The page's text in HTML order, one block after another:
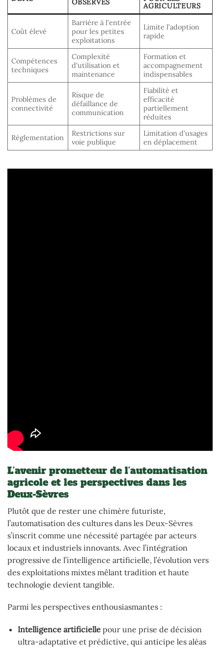
OBSERVÉS
AGRICULTEURS
Coût élevé
Barrière à l’entrée
pour les petites
exploitations
Limite l’adoption
rapide
Compétences
techniques
Complexité
d’utilisation et
maintenance
Formation et
accompagnement
indispensables
Problèmes de
connectivité
Risque de
défaillance de
communication
Fiabilité et
efficacité
partiellement
réduites
Réglementation
Restrictions sur
voie publique
Limitation d’usages
en déplacement
L’avenir prometteur de l’automatisation
agricole et les perspectives dans les
Deux-Sèvres
Plutôt que de rester une chimère futuriste,
l’automatisation des cultures dans les Deux-Sèvres
s’inscrit comme une nécessité partagée par acteurs
locaux et industriels innovants. Avec l’intégration
progressive de l’intelligence artificielle, l’évolution vers
des exploitations mixtes mêlant tradition et haute
technologie devient tangible.
Parmi les perspectives enthousiasmantes :
Intelligence artificiellepour une prise de décision
ultra-adaptative et prédictive, qui anticipe les aléas